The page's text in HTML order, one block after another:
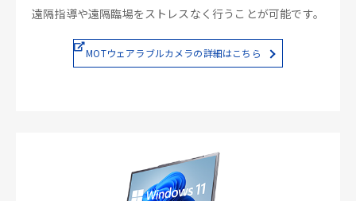
遠隔指導や遠隔臨場をストレスなく行うことが可能です。
MOTウェアラブルカメラの詳細はこちら